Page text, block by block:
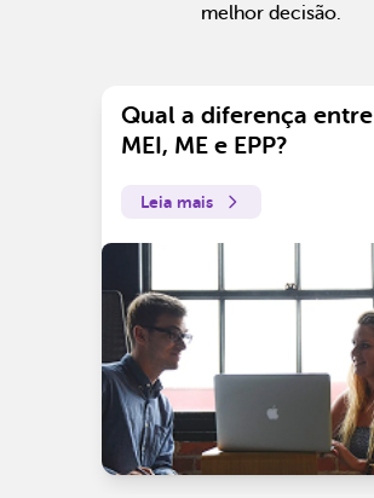
melhor decisão.
Qual a diferença entre
MEI, ME e EPP?
Leia mais